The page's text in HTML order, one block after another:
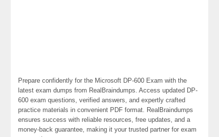
Prepare confidently for the Microsoft DP-600 Exam with the
latest exam dumps from RealBraindumps. Access updated DP-
600 exam questions, verified answers, and expertly crafted
practice materials in convenient PDF format. RealBraindumps
ensures success with reliable resources, free updates, and a
money-back guarantee, making it your trusted partner for exam